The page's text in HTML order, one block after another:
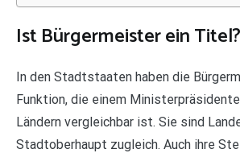
Ist Bürgermeister ein Titel?
In den Stadtstaaten haben die
Funktion, die einem
Ländern vergleichbar ist. Sie sind
Stadtoberhaupt zugleich. Auch ihre